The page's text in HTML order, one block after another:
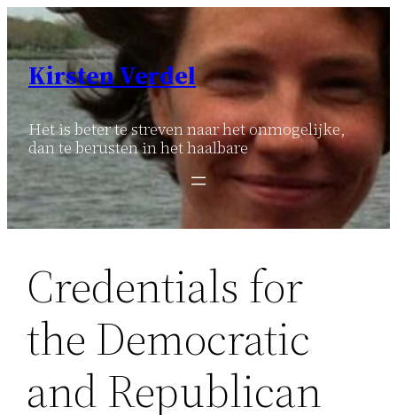
Ga
naar
inhoud
Kirsten Verdel
Het is beter te streven naar het onmogelijke,
dan te berusten in het haalbare
Credentials for
the Democratic
and Republican